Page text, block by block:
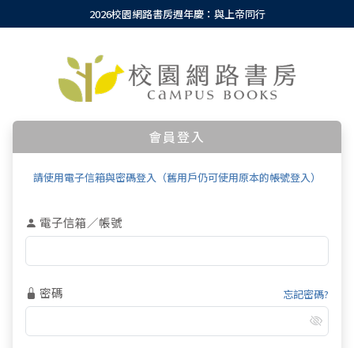
2026校園網路書房週年慶：與上帝同行
會員登入
請使用電子信箱與密碼登入（舊用戶仍可使用原本的帳號登入）
電子信箱／帳號
密碼 忘記密碼?